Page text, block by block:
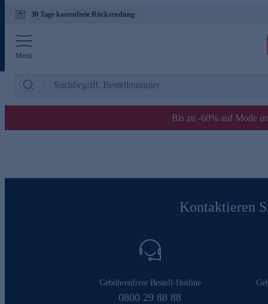
30 Tage kostenfreie Rücksendung
Menü
Bis zu -60% auf Mode
Kontaktieren
Gebührenfreie Bestell-Hotline
0800 29 88 88